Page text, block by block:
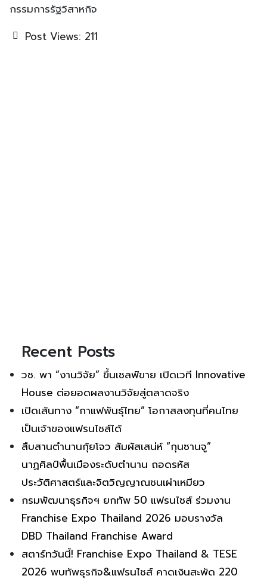
กรรมการรัฐวิสาหกิจ
Post Views: 211
Recent Posts
วช. พา “งานวิจัย” ขึ้นเชลฟ์ขาย เปิดเวที Innovative
House ต่อยอดผลงานวิจัยสู่ตลาดจริง
เปิดเส้นทาง “กาแฟพันธุ์ไทย” โอกาสลงทุนที่คนไทย
เป็นเจ้าของแฟรนไชส์ได้
สืบสานตำนานกุ้ยโจว สัมผัสเสน่ห์ “กุนซานจู”
นาฏศิลป์พื้นเมืองระดับตำนาน ถอดรหัส
ประวัติศาสตร์และจิตวิญญาณชนเผ่าเหมียว
กรมพัฒนาธุรกิจฯ ยกทัพ 50 แฟรนไชส์ ร่วมงาน
Franchise Expo Thailand 2026 มอบรางวัล
DBD Thailand Franchise Award
สตาร์ทวันนี้! Franchise Expo Thailand & TESE
2026 พบทัพธุรกิจ&แฟรนไชส์ คาดเงินสะพัด 220